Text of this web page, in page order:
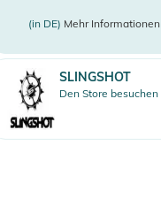
(in DE) Mehr Informationen
SLINGSHOT
Den Store besuchen